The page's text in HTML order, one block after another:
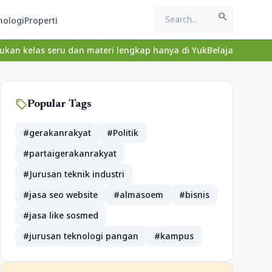
Properti search
materi lengkap hanya di YukBelajar.com. Mulai langkah
sellPopular Tags
#gerakanrakyat
#Politik
#partaigerakanrakyat
#Jurusan teknik industri
#jasa seo website
#almasoem
#bisnis
#jasa like sosmed
#jurusan teknologi pangan
#kampus